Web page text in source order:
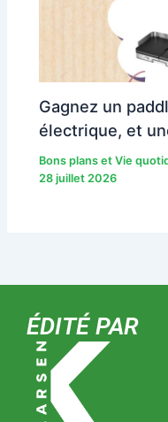
Gagnez un
électrique, et
Bons plans et Vie
28 juillet 2026
ÉDITÉ PAR